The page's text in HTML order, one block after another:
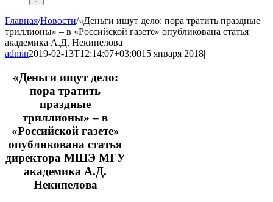
Главная/Новости/«Деньги ищут дело: пора тратить праздные
триллионы» – в «Российской газете» опубликована статья
академика А.Д. Некипелова
admin2019-02-13T12:14:07+03:0015 января 2018|
«Деньги ищут дело:
пора тратить
праздные
триллионы» – в
«Российской газете»
опубликована статья
директора МШЭ МГУ
академика А.Д.
Некипелова